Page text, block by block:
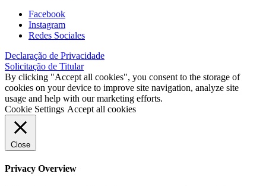
Facebook
Instagram
Redes Sociales
Declaração de Privacidade
Solicitação de Titular
By clicking "Accept all cookies", you consent to the storage of
cookies on your device to improve site navigation, analyze site
usage and help with our marketing efforts.
Cookie Settings Accept all cookies
Close
Privacy Overview